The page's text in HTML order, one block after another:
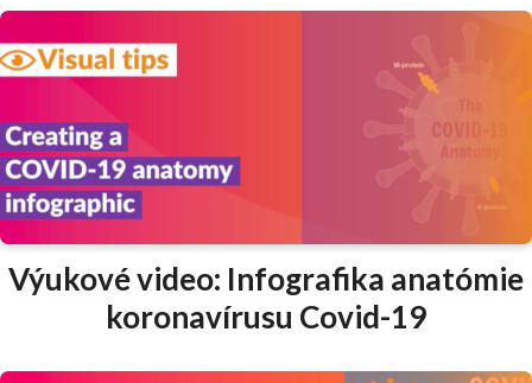
Výukové video: Infografika anatómie
koronavírusu Covid-19